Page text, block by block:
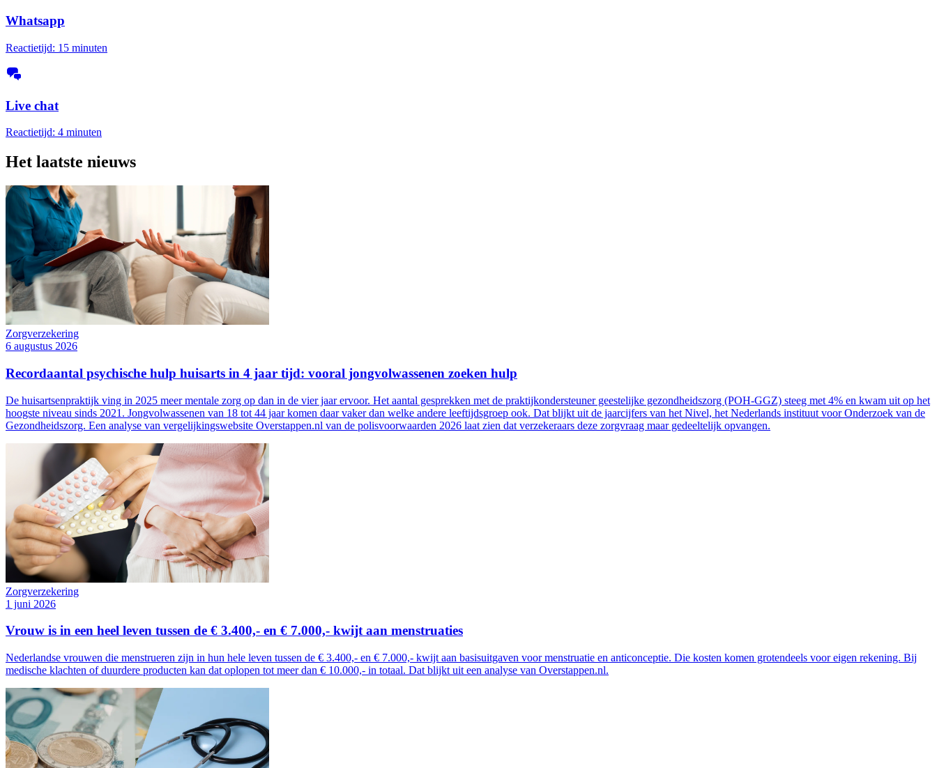
Whatsapp
Reactietijd: 15 minuten
Live chat
Reactietijd: 4 minuten
Het laatste nieuws
Zorgverzekering
6 augustus 2026
Recordaantal psychische hulp huisarts in 4 jaar tijd: vooral jongvolwassenen zoeken hulp
De huisartsenpraktijk ving in 2025 meer mentale zorg op dan in de vier jaar ervoor. Het aantal gesprekken met de praktijkondersteuner geestelijke gezondheidszorg (POH-GGZ) steeg met 4% en kwam uit op het
hoogste niveau sinds 2021. Jongvolwassenen van 18 tot 44 jaar komen daar vaker dan welke andere leeftijdsgroep ook. Dat blijkt uit de jaarcijfers van het Nivel, het Nederlands instituut voor Onderzoek van de
Gezondheidszorg. Een analyse van vergelijkingswebsite Overstappen.nl van de polisvoorwaarden 2026 laat zien dat verzekeraars deze zorgvraag maar gedeeltelijk opvangen.
Zorgverzekering
1 juni 2026
Vrouw is in een heel leven tussen de € 3.400,- en € 7.000,- kwijt aan menstruaties
Nederlandse vrouwen die menstrueren zijn in hun hele leven tussen de € 3.400,- en € 7.000,- kwijt aan basisuitgaven voor menstruatie en anticonceptie. Die kosten komen grotendeels voor eigen rekening. Bij
medische klachten of duurdere producten kan dat oplopen tot meer dan € 10.000,- in totaal. Dat blijkt uit een analyse van Overstappen.nl.